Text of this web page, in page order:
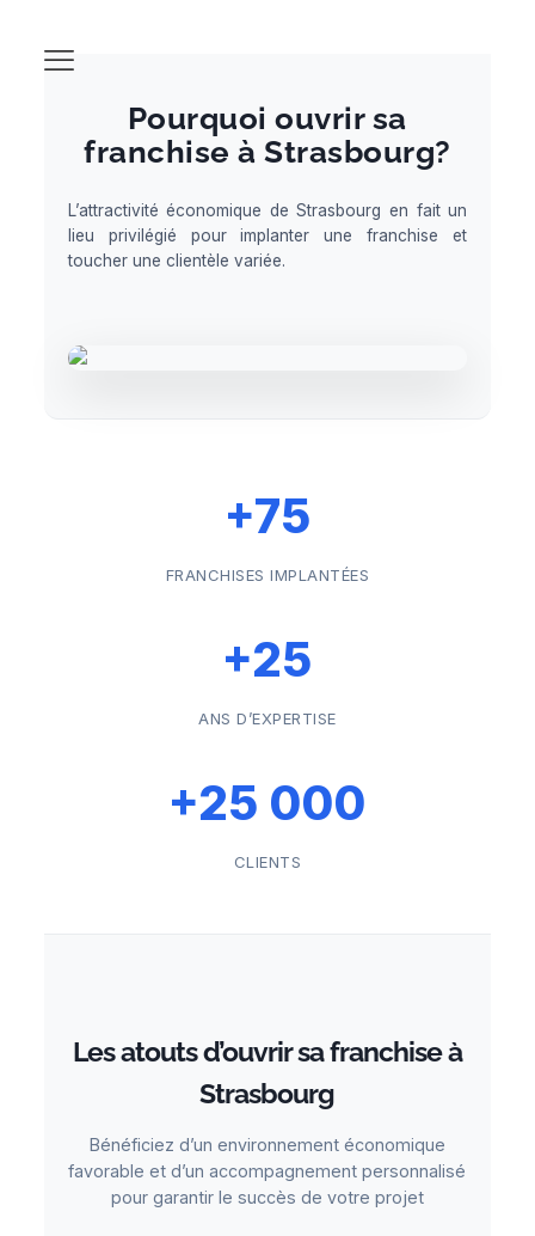
Pourquoi ouvrir sa
franchise à Strasbourg?
L’attractivité économique de Strasbourg en fait un
lieu privilégié pour implanter une franchise et
toucher une clientèle variée.
+75
FRANCHISES IMPLANTÉES
+25
ANS D’EXPERTISE
+25 000
CLIENTS
Les atouts d’ouvrir sa franchise à
Strasbourg
Bénéficiez d’un environnement économique
favorable et d’un accompagnement personnalisé
pour garantir le succès de votre projet